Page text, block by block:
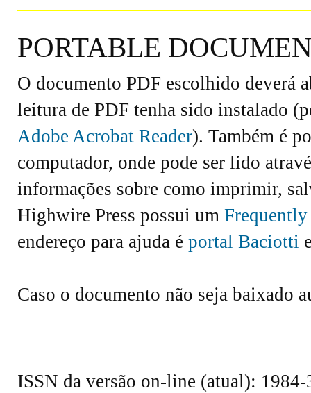
PORTABLE
O documento PDF escolhido deverá
leitura de PDF tenha sido instalado
Adobe Acrobat Reader). Também é
computador, onde pode ser lido
informações sobre como imprimir,
Highwire Press possui um
endereço para ajuda é portal Baciotti
Caso o documento não seja baixado
ISSN da versão on-line (atual): 1984-